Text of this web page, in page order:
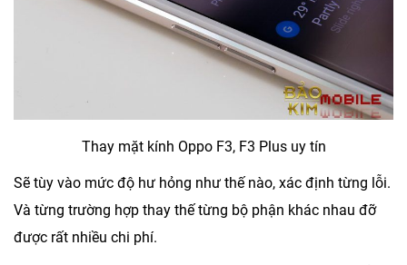
Thay mặt kính Oppo F3, F3 Plus uy tín
Sẽ tùy vào mức độ hư hỏng như thế nào, xác định từng lỗi.
Và từng trường hợp thay thế từng bộ phận khác nhau đỡ
được rất nhiều chi phí.